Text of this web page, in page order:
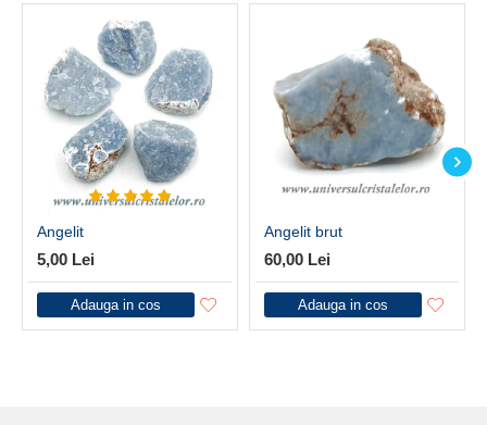
Angelit
5,00 Lei
Adauga in cos
Angelit brut
60,00 Lei
Adauga in cos